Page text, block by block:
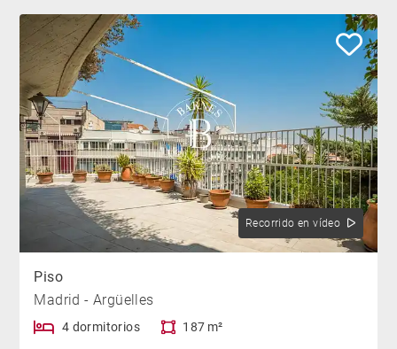
Recorrido en vídeo
Piso
Madrid - Argüelles
4 dormitorios 187 m²